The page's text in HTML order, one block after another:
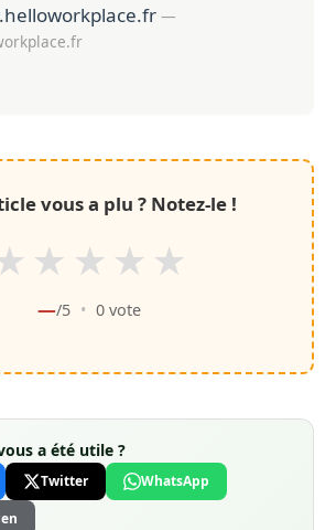
—
vous a plu ? Notez-le !
★ ★ ★ ★
—/5 • 0vote
a été utile ?
Twitter WhatsApp